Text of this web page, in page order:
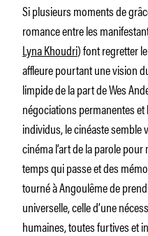
Si plusieurs moments de
romance entre les
Lyna Khoudri) font regretter
affleure pourtant une vision
limpide de la part de Wes
négociations permanentes
individus, le cinéaste
cinéma l’art de la parole
temps qui passe et des
tourné à Angoulême de
universelle, celle d’une
humaines, toutes furtives et